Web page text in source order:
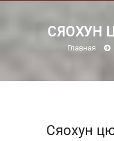
СЯОХУН
Главная
Сяохун